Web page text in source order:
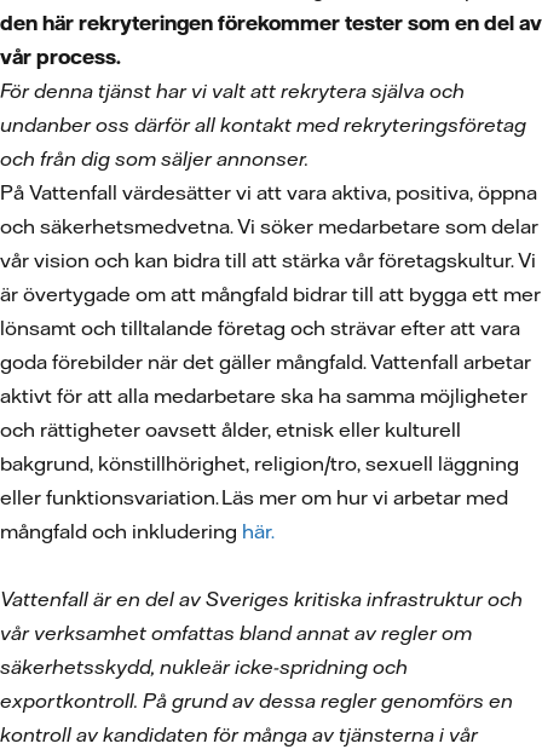
den här rekryteringen förekommer tester som en del av
vår process.
För denna tjänst har vi valt att rekrytera själva och
undanber oss därför all kontakt med rekryteringsföretag
och från dig som säljer annonser.
På Vattenfall värdesätter vi att vara aktiva, positiva, öppna
och säkerhetsmedvetna. Vi söker medarbetare som delar
vår vision och kan bidra till att stärka vår företagskultur. Vi
är övertygade om att mångfald bidrar till att bygga ett mer
lönsamt och tilltalande företag och strävar efter att vara
goda förebilder när det gäller mångfald. Vattenfall arbetar
aktivt för att alla medarbetare ska ha samma möjligheter
och rättigheter oavsett ålder, etnisk eller kulturell
bakgrund, könstillhörighet, religion/tro, sexuell läggning
eller funktionsvariation. Läs mer om hur vi arbetar med
mångfald och inkludering här.
Vattenfall är en del av Sveriges kritiska infrastruktur och
vår verksamhet omfattas bland annat av regler om
säkerhetsskydd, nukleär icke-spridning och
exportkontroll. På grund av dessa regler genomförs en
kontroll av kandidaten för många av tjänsterna i vår